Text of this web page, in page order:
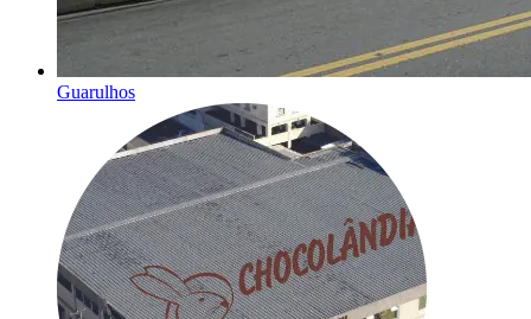
Guarulhos